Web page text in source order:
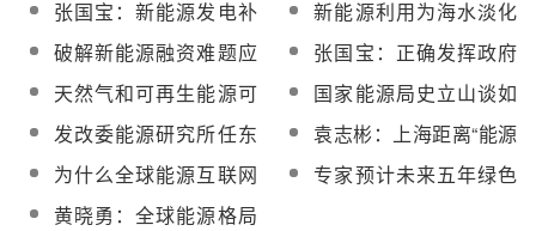
张国宝：新能源发电补
贴也有副作用
新能源利用为海水淡化
技术打开新出路
破解新能源融资难题应
发展政策性金融体系
张国宝：正确发挥政府
在新能源市场中的作用
天然气和可再生能源可
以是朋友
国家能源局史立山谈如
何应对雾霾危机
发改委能源研究所任东
明谈能源革命
袁志彬：上海距离“能源
互联网”到底有多远
为什么全球能源互联网
是切实可行的
专家预计未来五年绿色
黄晓勇：全球能源格局